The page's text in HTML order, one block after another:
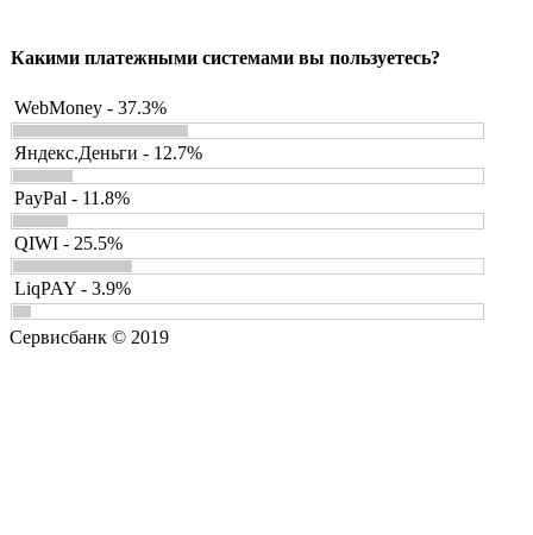
Какими платежными системами вы пользуетесь?
WebMoney - 37.3%
Яндекс.Деньги - 12.7%
PayPal - 11.8%
QIWI - 25.5%
LiqPAY - 3.9%
Сервисбанк © 2019